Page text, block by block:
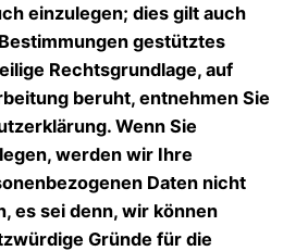
einzulegen; dies gilt auch
gestütztes
Rechtsgrundlage, auf
beruht, entnehmen Sie
Wenn Sie
werden wir Ihre
Daten nicht
es sei denn, wir können
Gründe für die